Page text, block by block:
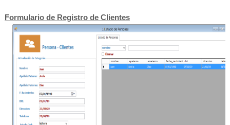
Formulario de Registro de Clientes